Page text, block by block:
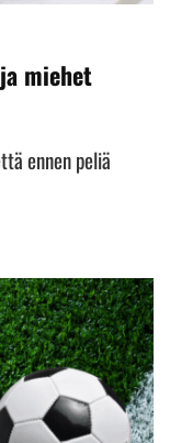
miehet
ennen peliä